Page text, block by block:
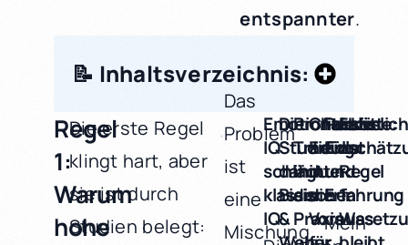
entspannter.
📝 Inhaltsverzeichnis:
Regel
1:
Warum
hohe
Die erste Regel
klingt hart, aber
sie ist durch
Studien belegt:
Das
Problem
ist
eine
Mischung
Emotionaler
IQ
schlägt
klassischen
IQ
Die
Studie
dahinter:
Biais
&
Profitables
Trading
in
der
Praxis
Checkliste:
Erfüllst
du
die
und
Erfahrung
Mein
Fazit
zur
Regel
1:
Was